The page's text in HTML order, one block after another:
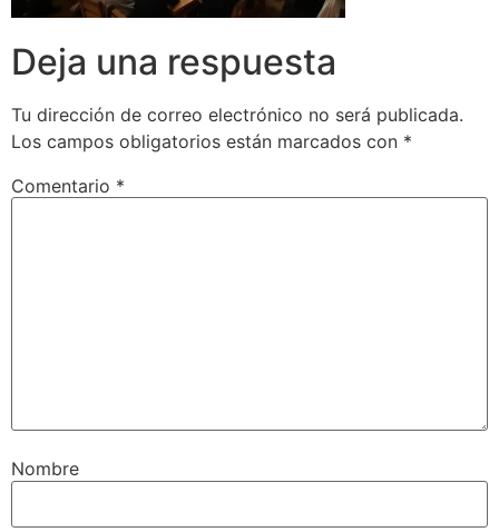
Deja una respuesta
Tu dirección de correo electrónico no será publicada.
Los campos obligatorios están marcados con *
Comentario *
Nombre